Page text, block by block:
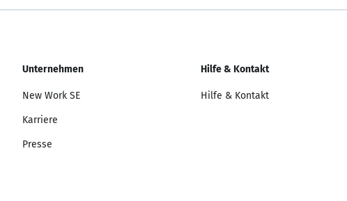
Unternehmen
New Work SE
Karriere
Presse
Hilfe & Kontakt
Hilfe & Kontakt